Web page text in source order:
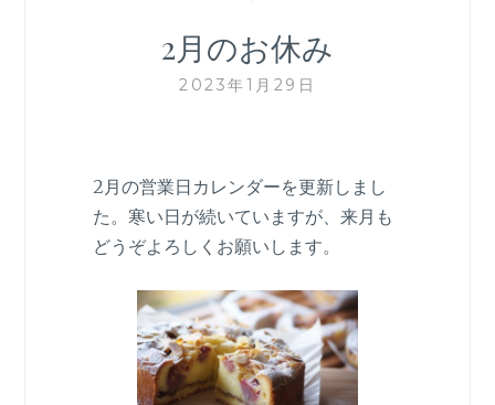
2月のお休み
2023年1月29日
2月の営業日カレンダーを更新しまし
た。寒い日が続いていますが、来月も
どうぞよろしくお願いします。